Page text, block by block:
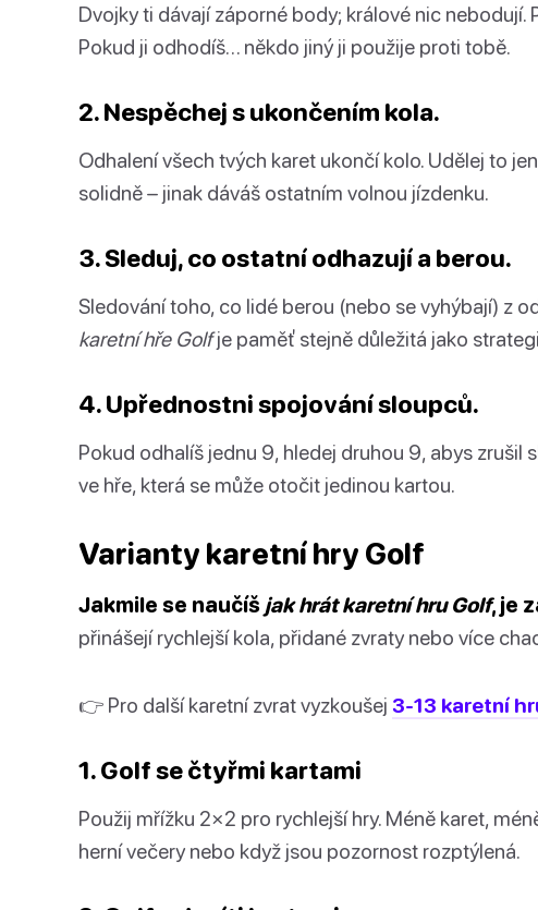
Dvojky ti dávají záporné body; králové nic nebodují.
Pokud ji odhodíš… někdo jiný ji použije proti tobě.
2. Nespěchej s ukončením kola.
Odhalení všech tvých karet ukončí kolo. Udělej to
solidně – jinak dáváš ostatním volnou jízdenku.
3. Sleduj, co ostatní odhazují a berou.
Sledování toho, co lidé berou (nebo se vyhýbají) z
karetní hře Golfje paměť stejně důležitá jako
4. Upřednostni spojování sloupců.
Pokud odhalíš jednu 9, hledej druhou 9, abys zrušil
ve hře, která se může otočit jedinou kartou.
Varianty karetní hry Golf
Jakmile se naučíš jak hrát karetní hru Golf, je
přinášejí rychlejší kola, přidané zvraty nebo více
👉 Pro další karetní zvrat vyzkoušej 3-13 karetní
1. Golf se čtyřmi kartami
Použij mřížku 2×2 pro rychlejší hry. Méně karet,
herní večery nebo když jsou pozornost rozptýlená.